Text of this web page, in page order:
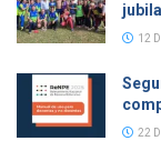
12
22